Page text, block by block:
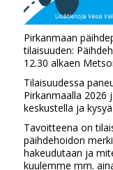
Pirkanmaan
tilaisuuden:
12.30 alkaen
Tilaisuudessa
Pirkanmaalla 2026
keskustella ja
Tavoitteena on
päihdehoidon
hakeudutaan ja
kuulemme mm.